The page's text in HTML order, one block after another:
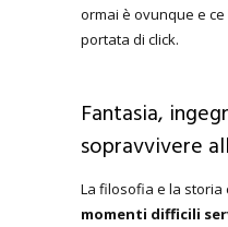
ormai è ovunque e ce
portata di click.
Fantasia,
sopravvivere
La filosofia e la storia
momenti difficili